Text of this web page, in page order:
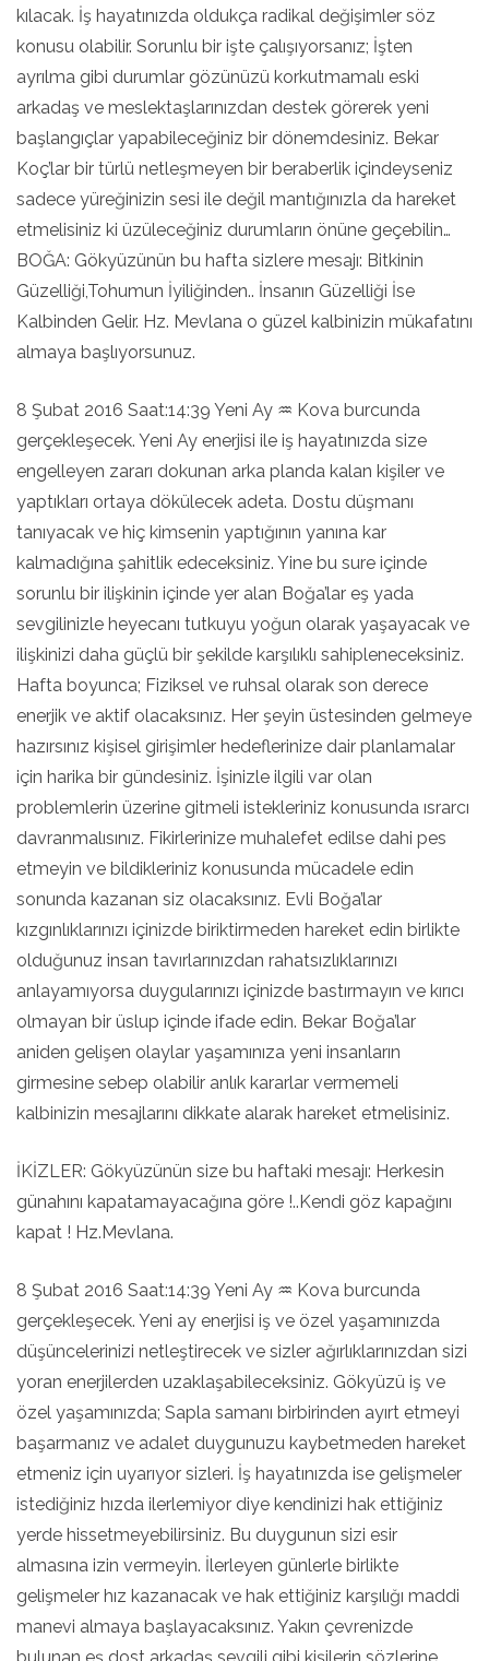
kılacak. İş hayatınızda oldukça radikal değişimler söz
konusu olabilir. Sorunlu bir işte çalışıyorsanız; İşten
ayrılma gibi durumlar gözünüzü korkutmamalı eski
arkadaş ve meslektaşlarınızdan destek görerek yeni
başlangıçlar yapabileceğiniz bir dönemdesiniz. Bekar
Koç’lar bir türlü netleşmeyen bir beraberlik içindeyseniz
sadece yüreğinizin sesi ile değil mantığınızla da hareket
etmelisiniz ki üzüleceğiniz durumların önüne geçebilin…
BOĞA: Gökyüzünün bu hafta sizlere mesajı: Bitkinin
Güzelliği,Tohumun İyiliğinden.. İnsanın Güzelliği İse
Kalbinden Gelir. Hz. Mevlana o güzel kalbinizin mükafatını
almaya başlıyorsunuz.
8 Şubat 2016 Saat:14:39 Yeni Ay ♒ Kova burcunda
gerçekleşecek. Yeni Ay enerjisi ile iş hayatınızda size
engelleyen zararı dokunan arka planda kalan kişiler ve
yaptıkları ortaya dökülecek adeta. Dostu düşmanı
tanıyacak ve hiç kimsenin yaptığının yanına kar
kalmadığına şahitlik edeceksiniz. Yine bu sure içinde
sorunlu bir ilişkinin içinde yer alan Boğa’lar eş yada
sevgilinizle heyecanı tutkuyu yoğun olarak yaşayacak ve
ilişkinizi daha güçlü bir şekilde karşılıklı sahipleneceksiniz.
Hafta boyunca; Fiziksel ve ruhsal olarak son derece
enerjik ve aktif olacaksınız. Her şeyin üstesinden gelmeye
hazırsınız kişisel girişimler hedeflerinize dair planlamalar
için harika bir gündesiniz. İşinizle ilgili var olan
problemlerin üzerine gitmeli istekleriniz konusunda ısrarcı
davranmalısınız. Fikirlerinize muhalefet edilse dahi pes
etmeyin ve bildikleriniz konusunda mücadele edin
sonunda kazanan siz olacaksınız. Evli Boğa’lar
kızgınlıklarınızı içinizde biriktirmeden hareket edin birlikte
olduğunuz insan tavırlarınızdan rahatsızlıklarınızı
anlayamıyorsa duygularınızı içinizde bastırmayın ve kırıcı
olmayan bir üslup içinde ifade edin. Bekar Boğa’lar
aniden gelişen olaylar yaşamınıza yeni insanların
girmesine sebep olabilir anlık kararlar vermemeli
kalbinizin mesajlarını dikkate alarak hareket etmelisiniz.
İKİZLER: Gökyüzünün size bu haftaki mesajı: Herkesin
günahını kapatamayacağına göre !..Kendi göz kapağını
kapat ! Hz.Mevlana.
8 Şubat 2016 Saat:14:39 Yeni Ay ♒ Kova burcunda
gerçekleşecek. Yeni ay enerjisi iş ve özel yaşamınızda
düşüncelerinizi netleştirecek ve sizler ağırlıklarınızdan sizi
yoran enerjilerden uzaklaşabileceksiniz. Gökyüzü iş ve
özel yaşamınızda; Sapla samanı birbirinden ayırt etmeyi
başarmanız ve adalet duygunuzu kaybetmeden hareket
etmeniz için uyarıyor sizleri. İş hayatınızda ise gelişmeler
istediğiniz hızda ilerlemiyor diye kendinizi hak ettiğiniz
yerde hissetmeyebilirsiniz. Bu duygunun sizi esir
almasına izin vermeyin. İlerleyen günlerle birlikte
gelişmeler hız kazanacak ve hak ettiğiniz karşılığı maddi
manevi almaya başlayacaksınız. Yakın çevrenizde